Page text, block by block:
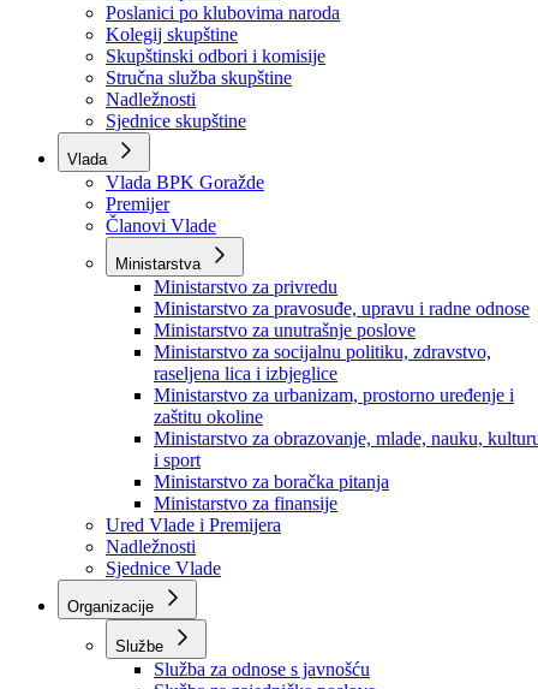
Skupština BPK Goražde
Rukovodstvo
Poslanici po strankama
Poslanici po klubovima naroda
Kolegij skupštine
Skupštinski odbori i komisije
Stručna služba skupštine
Nadležnosti
Sjednice skupštine
Vlada
Vlada BPK Goražde
Premijer
Članovi Vlade
Ministarstva
Ministarstvo za privredu
Ministarstvo za pravosuđe, upravu i radne odnose
Ministarstvo za unutrašnje poslove
Ministarstvo za socijalnu politiku, zdravstvo,
raseljena lica i izbjeglice
Ministarstvo za urbanizam, prostorno uređenje i
zaštitu okoline
Ministarstvo za obrazovanje, mlade, nauku,
i sport
Ministarstvo za boračka pitanja
Ministarstvo za finansije
Ured Vlade i Premijera
Nadležnosti
Sjednice Vlade
Organizacije